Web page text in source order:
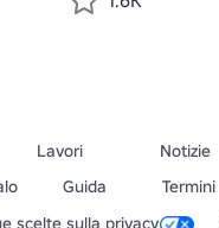
Lavori Notizie
Guida Termini
scelte sulla privacy